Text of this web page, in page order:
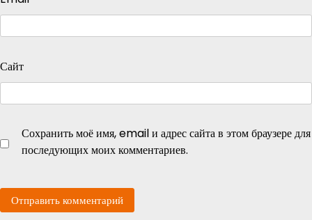
Сайт
Сохранить моё имя, email и адрес сайта в этом браузере для
последующих моих комментариев.